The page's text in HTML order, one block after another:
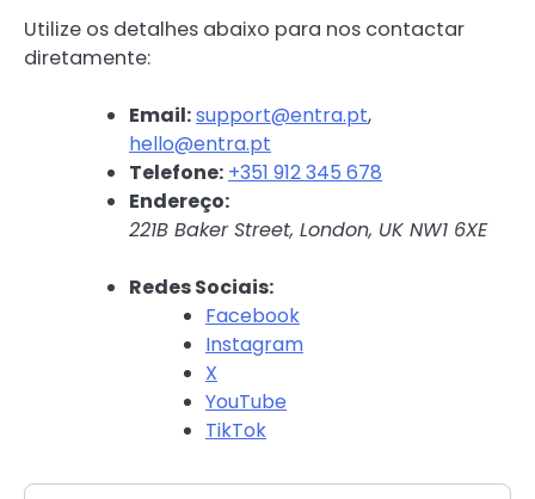
Utilize os detalhes abaixo para nos contactar
diretamente:
Email:support@entra.pt,
hello@entra.pt
Telefone: +351 912 345 678
Endereço:
221B Baker Street, London, UK NW1 6XE
Redes Sociais:
Facebook
Instagram
X
YouTube
TikTok